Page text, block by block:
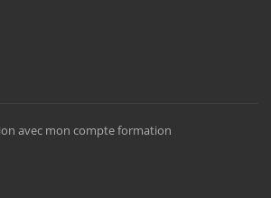
avec mon compte formation